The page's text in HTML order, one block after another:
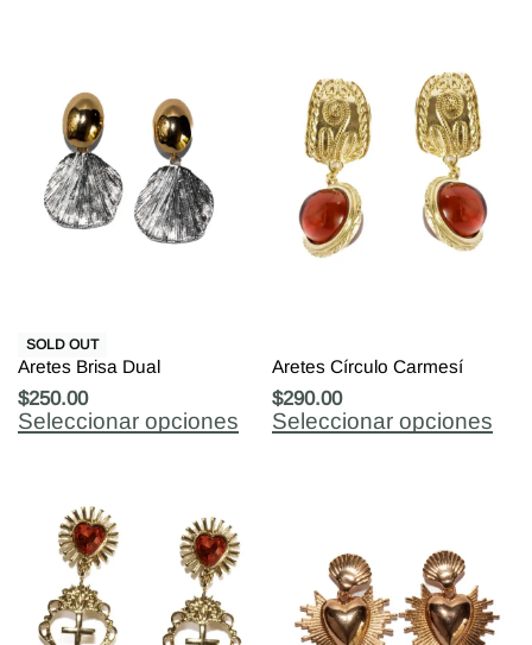
SOLD OUT
Aretes Brisa Dual
$250.00
Seleccionar opciones
Aretes Círculo Carmesí
$290.00
Seleccionar opciones